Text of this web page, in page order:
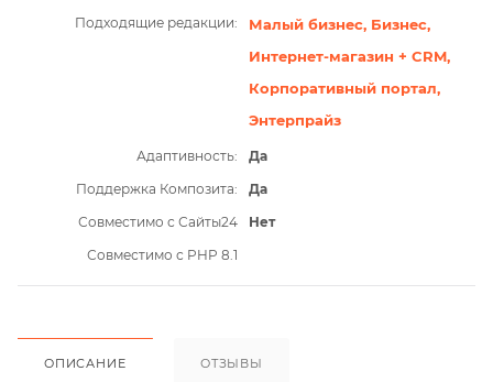
Подходящие редакции:
Малый бизнес, Бизнес,
Интернет-магазин + CRM,
Корпоративный портал,
Энтерпрайз
Адаптивность:
Да
Поддержка Композита:
Да
Совместимо с Сайты24
Нет
Совместимо с PHP 8.1
ОПИСАНИЕ ОТЗЫВЫ